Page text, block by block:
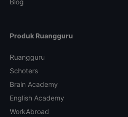
Blog
Produk Ruangguru
Ruangguru
Schoters
Brain Academy
English Academy
WorkAbroad